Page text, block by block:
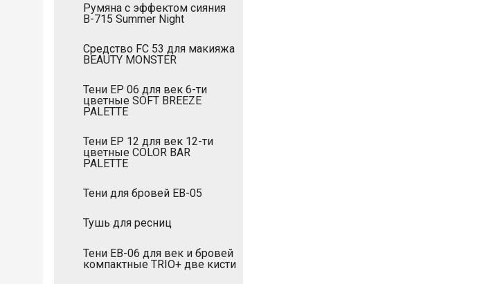
Румяна с эффектом сияния
B-715 Summer Night
Средство FC 53 для макияжа
BEAUTY MONSTER
Тени EP 06 для век 6-ти
цветные SOFT BREEZE
PALETTE
Тени EP 12 для век 12-ти
цветные COLOR BAR
PALETTE
Тени для бровей EB-05
Тушь для ресниц
Тени EB-06 для век и бровей
компактные TRIO+ две кисти